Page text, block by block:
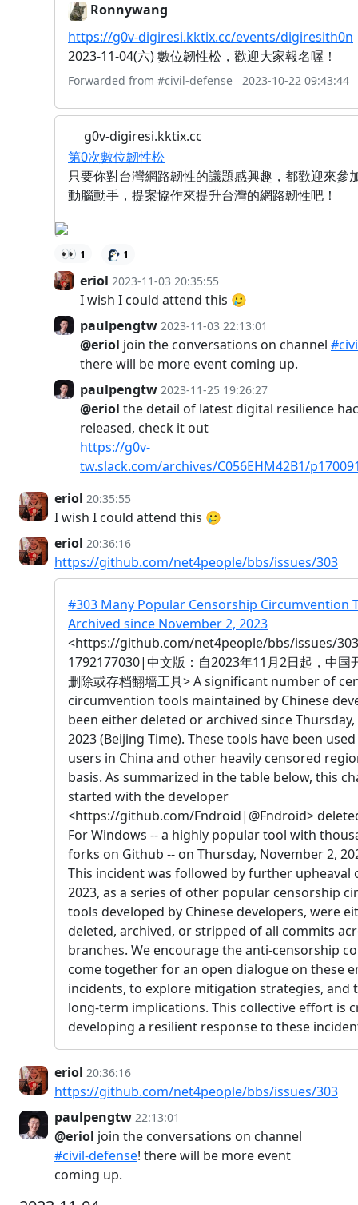
Ronnywang
https://g0v-digiresi.kktix.cc/events/digiresith0n
2023-11-04(六) 數位韌性松，歡迎大家報名喔！
Forwarded from #civil-defense 2023-10-22 09:43:44
g0v-digiresi.kktix.cc
第0次數位韌性松
只要你對台灣網路韌性的議題感興趣，都歡迎來參
動腦動手，提案協作來提升台灣的網路韌性吧！
👀 1 1
eriol 2023-11-03 20:35:55
I wish I could attend this 🥲
paulpengtw 2023-11-03 22:13:01
@eriol join the conversations on channel
there will be more event coming up.
paulpengtw 2023-11-25 19:26:27
@eriol the detail of latest digital resilience
released, check it out
https://g0v-
tw.slack.com/archives/C056EHM42B1/
eriol 20:35:55
I wish I could attend this 🥲
eriol 20:36:16
https://github.com/net4people/bbs/issues/303
#303 Many Popular Censorship Circumvention
Archived since November 2, 2023
<https://github.com/net4people/bbs/issues/
1792177030|中文版：自2023年11月2日起，中国
删除或存档翻墙工具> A significant number of
circumvention tools maintained by Chinese
been either deleted or archived since
2023 (Beijing Time). These tools have been
users in China and other heavily censored
basis. As summarized in the table below, this
started with the developer
<https://github.com/Fndroid|@Fndroid>
For Windows -- a highly popular tool with
forks on Github -- on Thursday, November 2,
This incident was followed by further upheaval
2023, as a series of other popular censorship
tools developed by Chinese developers, were
deleted, archived, or stripped of all commits
branches. We encourage the anti-censorship
come together for an open dialogue on these
incidents, to explore mitigation strategies, and
long-term implications. This collective effort is
developing a resilient response to these
eriol 20:36:16
https://github.com/net4people/bbs/issues/303
paulpengtw 22:13:01
@eriol join the conversations on channel
#civil-defense! there will be more event
coming up.